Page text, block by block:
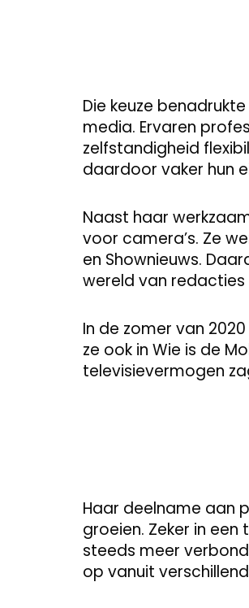
Die keuze
media. Ervaren
zelfstandigheid
daardoor vaker hun
Naast haar
voor camera’s. Ze
en Shownieuws.
wereld van redacties
In de zomer van
ze ook in Wie is de
televisievermogen
Haar deelname aan
groeien. Zeker in
steeds meer
op vanuit